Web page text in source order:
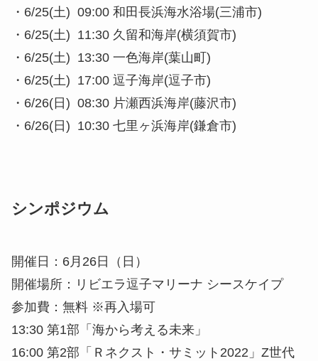
・6/25(土) 09:00 和田長浜海水浴場(三浦市)
・6/25(土) 11:30 久留和海岸(横須賀市)
・6/25(土) 13:30 一色海岸(葉山町)
・6/25(土) 17:00 逗子海岸(逗子市)
・6/26(日) 08:30 片瀬西浜海岸(藤沢市)
・6/26(日) 10:30 七里ヶ浜海岸(鎌倉市)
シンポジウム
開催日：6月26日（日）
開催場所：リビエラ逗子マリーナ シースケイプ
参加費：無料 ※再入場可
13:30 第1部「海から考える未来」
16:00 第2部「Ｒネクスト・サミット2022」Z世代